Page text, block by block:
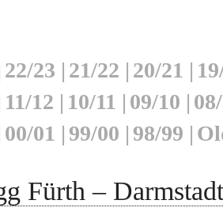
22/23 | 21/22 | 20/21 |
11/12 | 10/11 | 09/10 |
00/01 | 99/00 | 98/99 |
Fürth –